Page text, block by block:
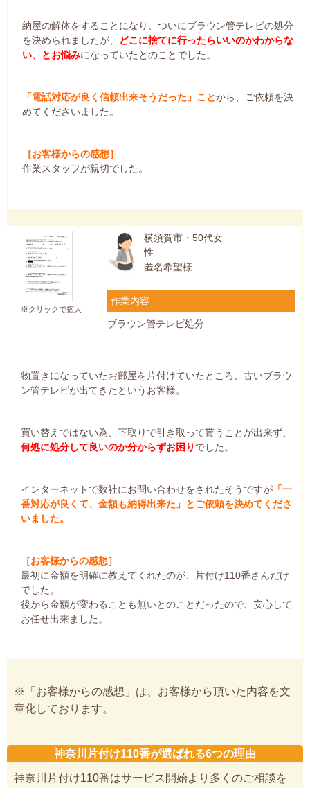
納屋の解体をすることになり、ついにブラウン管テレビの処分
を決められましたが、
どこに捨てに行ったらいいのかわからな
い、とお悩みになっていたとのことでした。
「電話対応が良く信頼出来そうだった」ことから、ご依頼を決
めてくださいました。
［お客様からの感想］
作業スタッフが親切でした。
※クリックで拡大
横須賀市・50代女
性
匿名希望様
作業内容
ブラウン管テレビ処分
物置きになっていたお部屋を片付けていたところ、古いブラウ
ン管テレビが出てきたというお客様。
買い替えではない為、下取りで引き取って貰うことが出来ず、
何処に処分して良いのか分からずお困り でした。
インターネットで数社にお問い合わせをされたそうですが「一
番対応が良くて、金額も納得出来た」とご依頼を決めてくださ
いました。
［お客様からの感想］
最初に金額を明確に教えてくれたのが、片付け110番さんだけ
でした。
後から金額が変わることも無いとのことだったので、安心して
お任せ出来ました。
※「お客様からの感想」は、お客様から頂いた内容を文
章化しております。
神奈川片付け110番が選ばれる6つの理由
神奈川片付け110番はサービス開始より多くのご相談を